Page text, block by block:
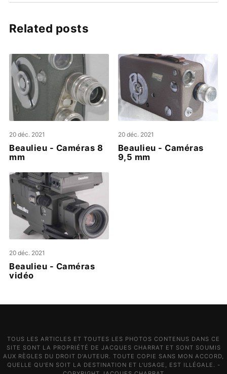
Related posts
20 déc. 2021
Beaulieu - Caméras 8
mm
20 déc. 2021
Beaulieu - Caméras
9,5 mm
20 déc. 2021
Beaulieu - Caméras
vidéo
TOUS LES ARTICLES ET TOUTES LES PHOTOS CONTENUS DANS CE
SITE SONT LA PROPRIÉTÉ DE JACQUES CHARRAT ET SONT SOUMIS
AUX RÈGLES DU DROIT D'AUTEUR. TOUTE COPIE SANS MON ACCORD,
QUELLE QU'EN SOIT LA DESTINATION ET L'USAGE, EST ILLÉGALE. -